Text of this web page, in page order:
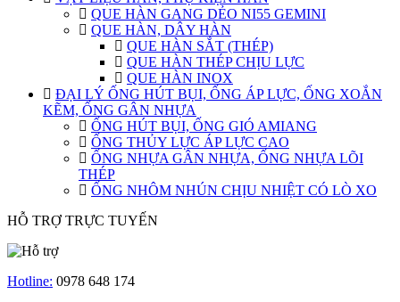
QUE HÀN GANG DẺO NI55 GEMINI
QUE HÀN, DÂY HÀN
QUE HÀN SẮT (THÉP)
QUE HÀN THÉP CHỊU LỰC
QUE HÀN INOX
ĐẠI LÝ ỐNG HÚT BỤI, ỐNG ÁP LỰC, ỐNG XOẮN
KẼM, ỐNG GÂN NHỰA
ỐNG HÚT BỤI, ỐNG GIÓ AMIANG
ỐNG THỦY LỰC ÁP LỰC CAO
ỐNG NHỰA GÂN NHỰA, ỐNG NHỰA LÕI
THÉP
ỐNG NHÔM NHÚN CHỊU NHIỆT CÓ LÒ XO
HỖ TRỢ TRỰC TUYẾN
Hotline: 0978 648 174